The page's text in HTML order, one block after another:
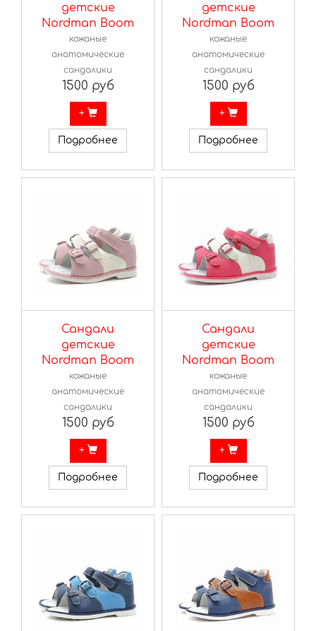
детские
Nordman Boom
кожаные
анатомические
сандалики
1500 руб
+
Подробнее
детские
Nordman Boom
кожаные
анатомические
сандалики
1500 руб
+
Подробнее
Сандали
детские
Nordman Boom
кожаные
анатомические
сандалики
1500 руб
+
Подробнее
Сандали
детские
Nordman Boom
кожаные
анатомические
сандалики
1500 руб
+
Подробнее